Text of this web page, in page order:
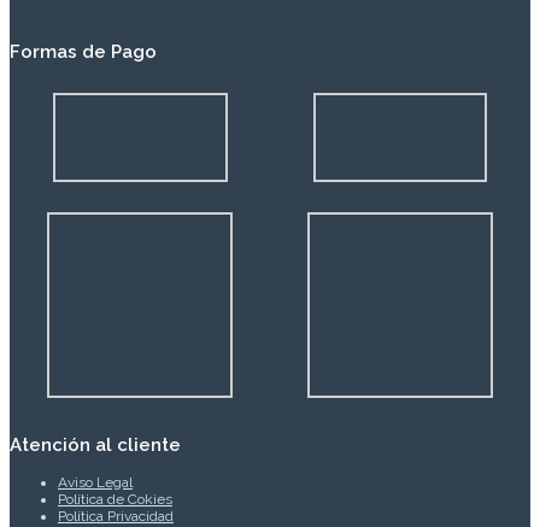
Formas de Pago
Atención al cliente
Aviso Legal
Política de Cokies
Política Privacidad